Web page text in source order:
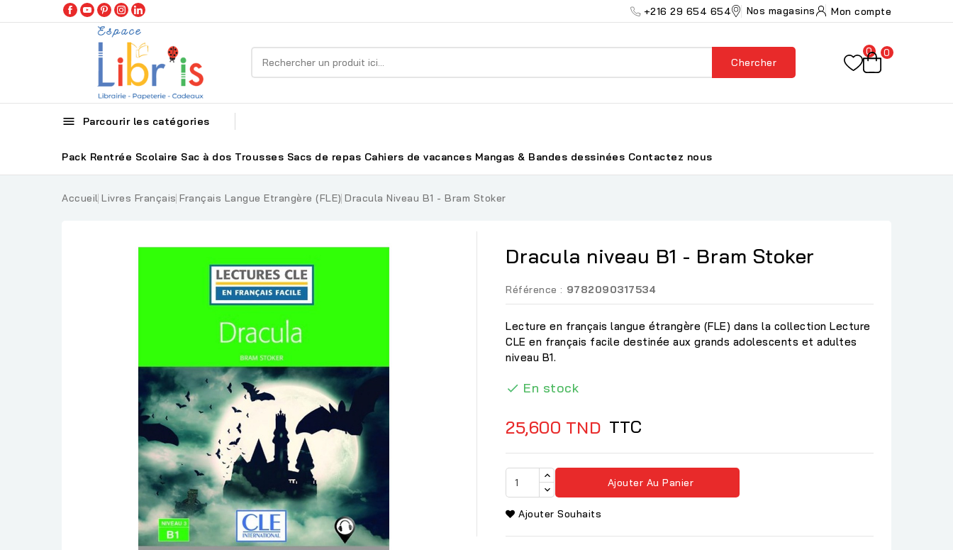
+216 29 654 654 Nos magasins Mon compte
Chercher
0 0
 Parcourir les catégories
Pack Rentrée Scolaire Sac à dos Trousses Sacs de repas Cahiers de vacances Mangas & Bandes dessinées Contactez nous
Accueil Livres Français Français Langue Etrangère (FLE) Dracula Niveau B1 - Bram Stoker
Dracula niveau B1 - Bram Stoker
Référence : 9782090317534
Lecture en français langue étrangère (FLE) dans la collection Lecture
CLE en français facile destinée aux grands adolescents et adultes
niveau B1.
 En stock
25,600 TND TTC
Ajouter Au Panier
Ajouter Souhaits